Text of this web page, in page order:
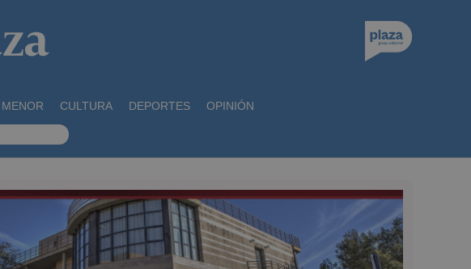
CULTURA DEPORTES OPINIÓN